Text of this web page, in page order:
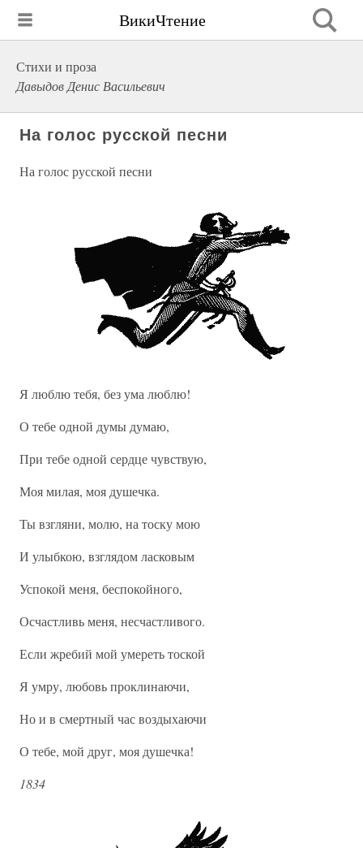
ВикиЧтение
Стихи и проза
Давыдов Денис Васильевич
На голос русской песни
На голос русской песни
Я люблю тебя, без ума люблю!
О тебе одной думы думаю,
При тебе одной сердце чувствую,
Моя милая, моя душечка.
Ты взгляни, молю, на тоску мою
И улыбкою, взглядом ласковым
Успокой меня, беспокойного,
Осчастливь меня, несчастливого.
Если жребий мой умереть тоской
Я умру, любовь проклинаючи,
Но и в смертный час воздыхаючи
О тебе, мой друг, моя душечка!
1834